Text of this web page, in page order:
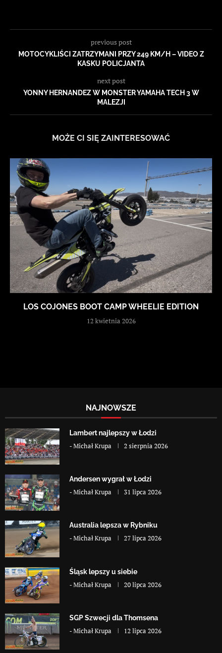
previous post
MOTOCYKLIŚCI ZATRZYMANI PRZY 249 KM/H – VIDEO Z
KASKU POLICJANTA
next post
YONNY HERNANDEZ W MONSTER YAMAHA TECH 3 W
MALEZJI
MOŻE CI SIĘ ZAINTERESOWAĆ
LOS COJONES BOOT CAMP WHEELIE EDITION
12 kwietnia 2026
NAJNOWSZE
Lambert najlepszy w Łodzi
-Michał Krupa 2 sierpnia 2026
Andersen wygrał w Łodzi
-Michał Krupa 31 lipca 2026
Australia lepsza w Rybniku
-Michał Krupa 27 lipca 2026
Śląsk lepszy u siebie
-Michał Krupa 20 lipca 2026
SGP Szwecji dla Thomsena
-Michał Krupa 12 lipca 2026